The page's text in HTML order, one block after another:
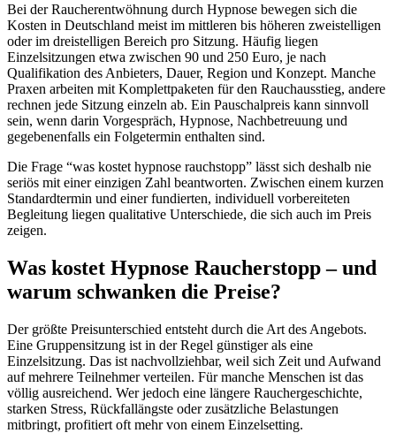
Bei der Raucherentwöhnung durch Hypnose bewegen sich die
Kosten in Deutschland meist im mittleren bis höheren zweistelligen
oder im dreistelligen Bereich pro Sitzung. Häufig liegen
Einzelsitzungen etwa zwischen 90 und 250 Euro, je nach
Qualifikation des Anbieters, Dauer, Region und Konzept. Manche
Praxen arbeiten mit Komplettpaketen für den Rauchausstieg, andere
rechnen jede Sitzung einzeln ab. Ein Pauschalpreis kann sinnvoll
sein, wenn darin Vorgespräch, Hypnose, Nachbetreuung und
gegebenenfalls ein Folgetermin enthalten sind.
Die Frage “was kostet hypnose rauchstopp” lässt sich deshalb nie
seriös mit einer einzigen Zahl beantworten. Zwischen einem kurzen
Standardtermin und einer fundierten, individuell vorbereiteten
Begleitung liegen qualitative Unterschiede, die sich auch im Preis
zeigen.
Was kostet Hypnose Raucherstopp – und
warum schwanken die Preise?
Der größte Preisunterschied entsteht durch die Art des Angebots.
Eine Gruppensitzung ist in der Regel günstiger als eine
Einzelsitzung. Das ist nachvollziehbar, weil sich Zeit und Aufwand
auf mehrere Teilnehmer verteilen. Für manche Menschen ist das
völlig ausreichend. Wer jedoch eine längere Rauchergeschichte,
starken Stress, Rückfallängste oder zusätzliche Belastungen
mitbringt, profitiert oft mehr von einem Einzelsetting.